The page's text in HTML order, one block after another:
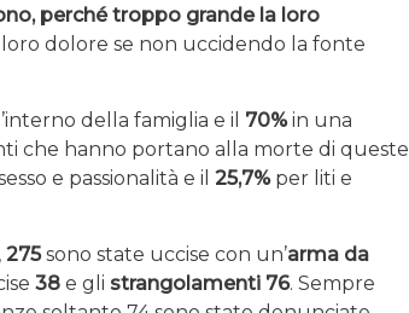
perché troppo grande la loro
dolore se non uccidendo la fonte
della famiglia e il 70%in una
che hanno portano alla morte di queste
e passionalità e il 25,7%per liti e
275sono state uccise con un’arma da
38 e gli strangolamenti 76. Sempre